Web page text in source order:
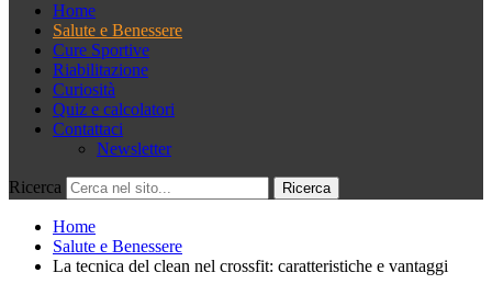
Home
Salute e Benessere
Cure Sportive
Riabilitazione
Curiosità
Quiz e calcolatori
Contattaci
Newsletter
Ricerca
Home
Salute e Benessere
La tecnica del clean nel crossfit: caratteristiche e vantaggi